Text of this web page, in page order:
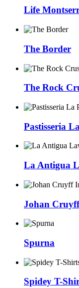
Life
The Border
The Rock
Pastisseria
La Antigua
Johan
Spurna
Spidey T-